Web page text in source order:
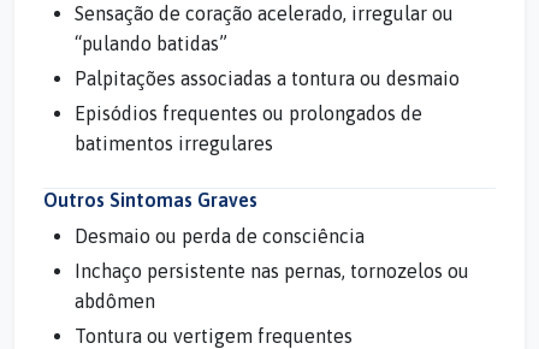
Sensação de coração acelerado, irregular ou
“pulando batidas”
Palpitações associadas a tontura ou desmaio
Episódios frequentes ou prolongados de
batimentos irregulares
Outros Sintomas Graves
Desmaio ou perda de consciência
Inchaço persistente nas pernas, tornozelos ou
abdômen
Tontura ou vertigem frequentes